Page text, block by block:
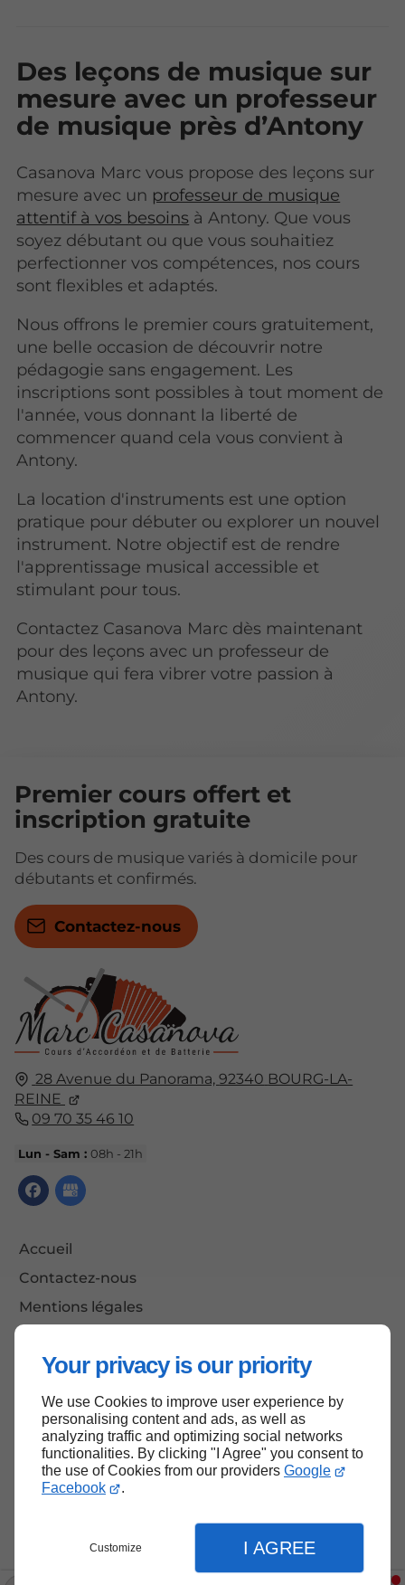
Your privacy is our priority
We use Cookies to improve user experience by
personalising content and ads, as well as
analyzing traffic and optimizing social networks
functionalities. By clicking "I Agree" you consent to
the use of Cookies from our providers Google
Facebook
.
Customize I AGREE
Des leçons de musique sur
mesure avec un professeur
de musique près d’Antony
Casanova Marc vous propose des leçons sur
mesure avec un professeur de musique
attentif à vos besoins à Antony. Que vous
soyez débutant ou que vous souhaitiez
perfectionner vos compétences, nos cours
sont flexibles et adaptés.
Nous offrons le premier cours gratuitement,
une belle occasion de découvrir notre
pédagogie sans engagement. Les
inscriptions sont possibles à tout moment de
l'année, vous donnant la liberté de
commencer quand cela vous convient à
Antony.
La location d'instruments est une option
pratique pour débuter ou explorer un nouvel
instrument. Notre objectif est de rendre
l'apprentissage musical accessible et
stimulant pour tous.
Contactez Casanova Marc dès maintenant
pour des leçons avec un professeur de
musique qui fera vibrer votre passion à
Antony.
28 Avenue du Panorama,92340 BOURG-LA-
REINE
09 70 35 46 10
Lun - Sam : 08h - 21h
Accueil
Contactez-nous
Mentions légales
Premier cours offert et
inscription gratuite
Des cours de musique variés à domicile pour
débutants et confirmés.
Contactez-nous
Haut de page